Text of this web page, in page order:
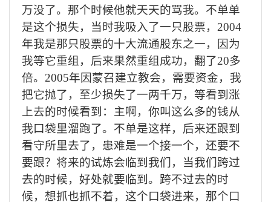
万没了。那个时候他就天天的骂我。不单单
是这个损失，当时我吸入了一只股票，2004
年我是那只股票的十大流通股东之一，因为
我等它重组，后来果然重组成功，翻了20多
倍。 2005年因蒙召建立教会，需要资金，我
把它抛了，至少损失了一两千万，等看到涨
上去的时候看到：主啊，你叫这么多的钱从
我口袋里溜跑了。不单是这样，后来还跟到
看守所里去了，患难是一个接一个，还要不
要跟？将来的试炼会临到我们，当我们跨过
去的时候，好处就要临到。跨不过去的时
候，想抓也抓不着，这个口袋进来，那个口